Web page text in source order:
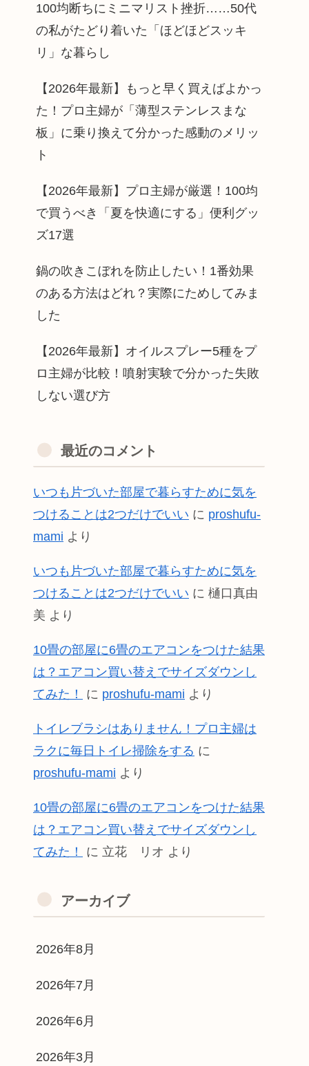
100均断ちにミニマリスト挫折……50代
の私がたどり着いた「ほどほどスッキ
リ」な暮らし
【2026年最新】もっと早く買えばよかっ
た！プロ主婦が「薄型ステンレスまな
板」に乗り換えて分かった感動のメリッ
ト
【2026年最新】プロ主婦が厳選！100均
で買うべき「夏を快適にする」便利グッ
ズ17選
鍋の吹きこぼれを防止したい！1番効果
のある方法はどれ？実際にためしてみま
した
【2026年最新】オイルスプレー5種をプ
ロ主婦が比較！噴射実験で分かった失敗
しない選び方
最近のコメント
いつも片づいた部屋で暮らすために気を
つけることは2つだけでいい に proshufu-
mami より
いつも片づいた部屋で暮らすために気を
つけることは2つだけでいい に 樋口真由
美 より
10畳の部屋に6畳のエアコンをつけた結果
は？エアコン買い替えでサイズダウンし
てみた！
に proshufu-mami より
トイレブラシはありません！プロ主婦は
ラクに毎日トイレ掃除をする に
proshufu-mami より
10畳の部屋に6畳のエアコンをつけた結果
は？エアコン買い替えでサイズダウンし
てみた！
に 立花 リオ より
アーカイブ
2026年8月
2026年7月
2026年6月
2026年3月